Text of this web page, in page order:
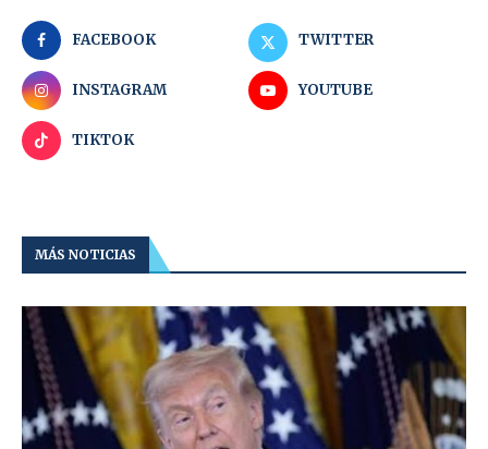
FACEBOOK TWITTER
INSTAGRAM YOUTUBE
TIKTOK
MÁS NOTICIAS